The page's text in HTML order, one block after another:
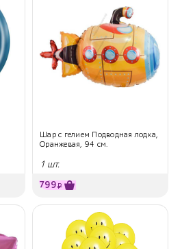
Шар с гелием Подводная лодка,
Оранжевая, 94 см.
1 шт.
799₽